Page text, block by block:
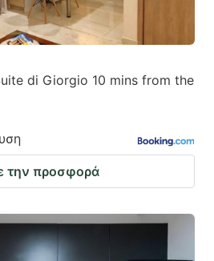
di Giorgio 10 mins from the
την προσφορά